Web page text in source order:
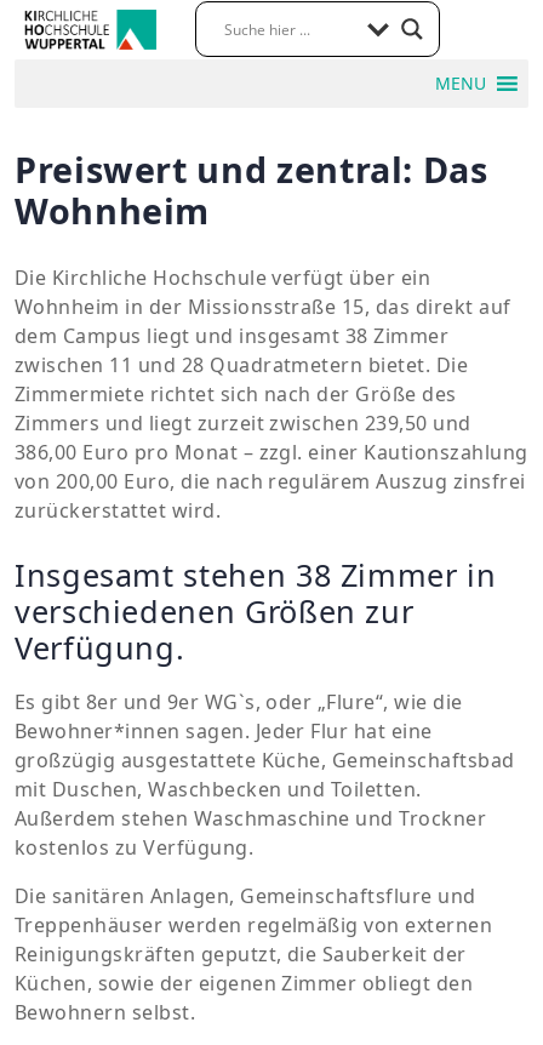
MENU
Preiswert und zentral: Das
Wohnheim
Die Kirchliche Hochschule verfügt über ein
Wohnheim in der Missionsstraße 15, das direkt auf
dem Campus liegt und insgesamt 38 Zimmer
zwischen 11 und 28 Quadratmetern bietet. Die
Zimmermiete richtet sich nach der Größe des
Zimmers und liegt zurzeit zwischen 239,50 und
386,00 Euro pro Monat – zzgl. einer Kautionszahlung
von 200,00 Euro, die nach regulärem Auszug zinsfrei
zurückerstattet wird.
Insgesamt stehen 38 Zimmer in
verschiedenen Größen zur
Verfügung.
Es gibt 8er und 9er WG`s, oder „Flure“, wie die
Bewohner*innen sagen. Jeder Flur hat eine
großzügig ausgestattete Küche, Gemeinschaftsbad
mit Duschen, Waschbecken und Toiletten.
Außerdem stehen Waschmaschine und Trockner
kostenlos zu Verfügung.
Die sanitären Anlagen, Gemeinschaftsflure und
Treppenhäuser werden regelmäßig von externen
Reinigungskräften geputzt, die Sauberkeit der
Küchen, sowie der eigenen Zimmer obliegt den
Bewohnern selbst.